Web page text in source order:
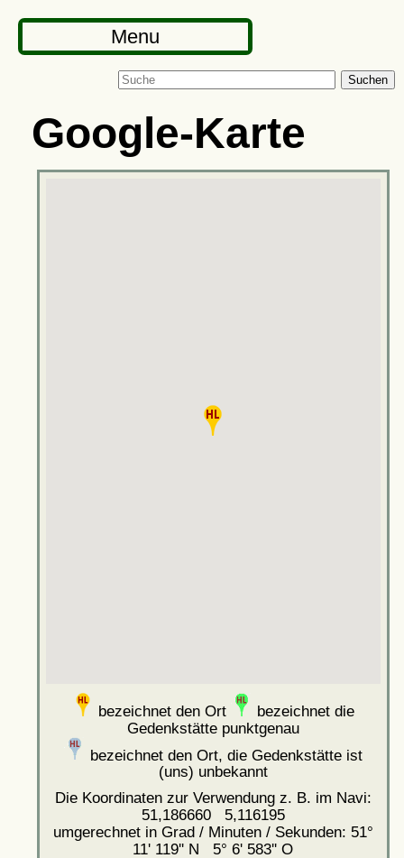
Menu
Suchen
Google-Karte
bezeichnet den Ort
bezeichnet die
Gedenkstätte punktgenau
bezeichnet den Ort, die Gedenkstätte ist
(uns) unbekannt
Die Koordinaten zur Verwendung z. B. im Navi:
51,186660 5,116195
umgerechnet in Grad / Minuten / Sekunden: 51°
11' 119'' N 5° 6' 583'' O